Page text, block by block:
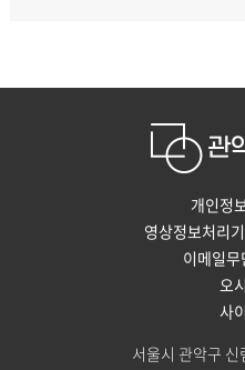
개인정
영상정보처리
이메일
오
사
서울시 관악구 신